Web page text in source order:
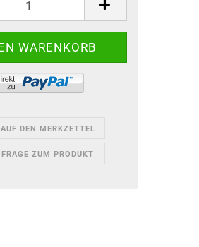
AUF DEN MERKZETTEL
FRAGE ZUM PRODUKT